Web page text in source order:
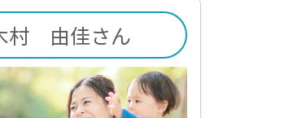
村 由佳さん